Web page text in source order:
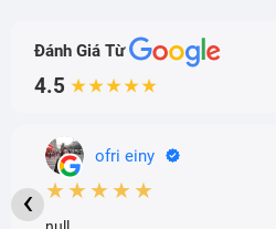
Đánh Giá Từ
4.5 ★★★★★
ofri einy
★★★★★
‹